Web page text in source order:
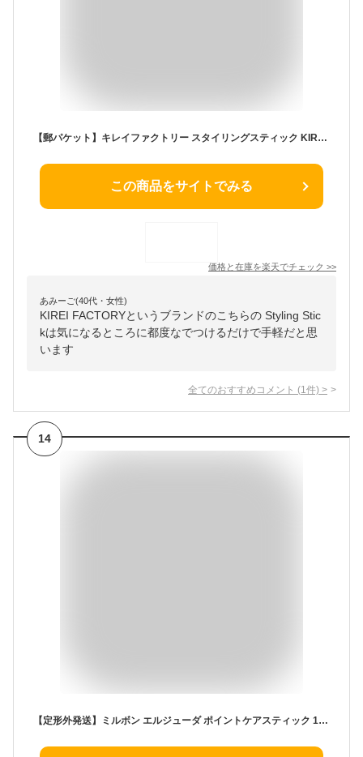
【郵パケット】キレイファクトリー スタイリングスティック KIREI FACTORY Styling Stickヘアメイク 髪質 柔らかめ 硬め ヘアセット ヘアキープ スタイリング 前髪 べた付かない マスカラ型 ふんわり セミハード
この商品をサイトでみる
価格と在庫を楽天でチェック >>
あみーご(40代・女性)
KIREI FACTORYというブランドのこちらの Styling Stic
kは気になるところに都度なでつけるだけで手軽だと思
います
全てのおすすめコメント (1 件) >
14
【定形外発送】ミルボン エルジューダ ポイントケアスティック 15g / 【送料無料】 美容室 サロン専売品 美容院 前髪キープ アホ毛 前髪 マスカラ おくれ毛 ヘアマスカラ まとめ髪